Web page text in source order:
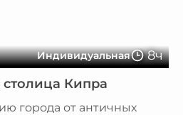
Индивидуальная 8ч
Кипра
города от античных